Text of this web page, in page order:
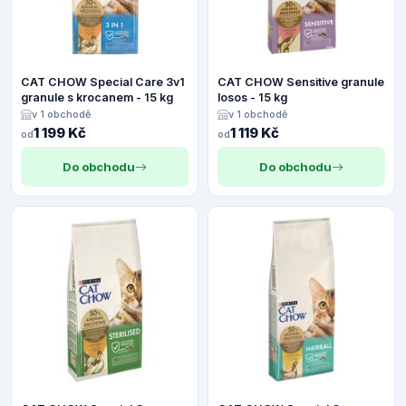
CAT CHOW Special Care 3v1
granule s krocanem - 15 kg
v 1 obchodě
od1 199 Kč
Do obchodu
CAT CHOW Sensitive granule
losos - 15 kg
v 1 obchodě
od1 119 Kč
Do obchodu